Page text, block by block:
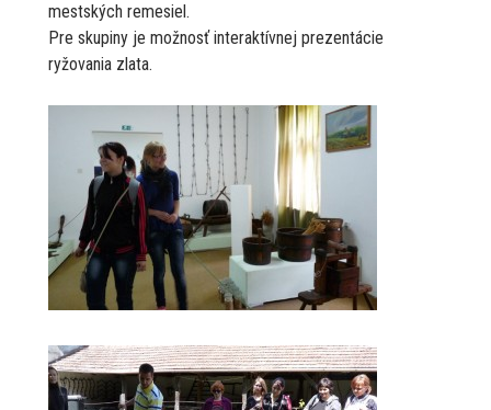
mestských remesiel.
Pre skupiny je možnosť interaktívnej prezentácie
ryžovania zlata.